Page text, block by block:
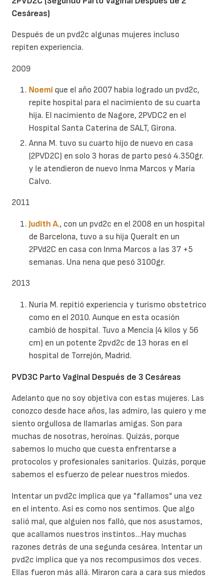
Cesáreas)
Después de un pvd2c algunas mujeres incluso
repiten experiencia.
2009
Noemí que el año 2007 habia logrado un pvd2c,
repite hospital para el nacimiento de su cuarta
hija. El nacimiento de Nagore, 2PVDC2 en el
Hospital Santa Caterina de SALT, Girona.
Anna M. tuvo su cuarto hijo de nuevo en casa
(2PVD2C) en solo 3 horas de parto pesó 4.350gr.
y le atendieron de nuevo Inma Marcos y María
Calvo.
2011
Judith A., con un pvd2c en el 2008 en un hospital
de Barcelona, tuvo a su hija Queralt en un
2PVd2C en casa con Inma Marcos a las 37 +5
semanas. Una nena que pesó 3100gr.
2013
Nuria M. repitió experiencia y turismo obstetrico
como en el 2010. Aunque en esta ocasión
cambió de hospital. Tuvo a Mencía (4 kilos y 56
cm) en un potente 2pvd2c de 13 horas en el
hospital de Torrejón, Madrid.
PVD3C Parto Vaginal Después de 3 Cesáreas
Adelanto que no soy objetiva con estas mujeres. Las
conozco desde hace años, las admiro, las quiero y me
siento orgullosa de llamarlas amigas. Son para
muchas de nosotras, heroínas. Quizás, porque
sabemos lo mucho que cuesta enfrentarse a
protocolos y profesionales sanitarios. Quizás, porque
sabemos el esfuerzo de pelear nuestros miedos.
Intentar un pvd2c implica que ya "fallamos" una vez
en el intento. Así es como nos sentimos. Que algo
salió mal, que alguien nos falló, que nos asustamos,
que acallamos nuestros instintos...Hay muchas
razones detrás de una segunda cesárea. Intentar un
pvd2c implica que ya nos recompusimos dos veces.
Ellas fueron más allá. Miraron cara a cara sus miedos